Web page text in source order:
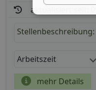
aktualisiert seit:
Stellenbeschreibung:
Arbeitszeit
mehr Details